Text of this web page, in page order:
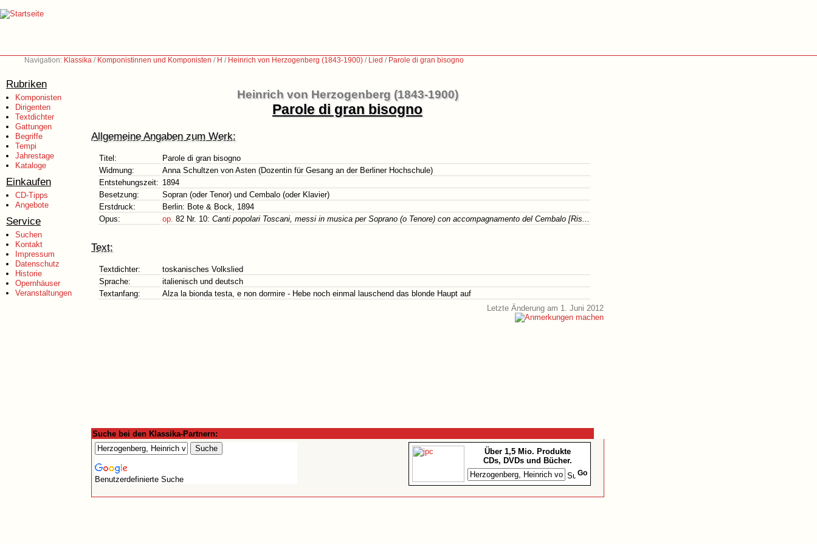
Navigation: Klassika / Komponistinnen und Komponisten / H / Heinrich von Herzogenberg (1843-1900) / Lied / Parole di gran bisogno
Rubriken
Komponisten
Dirigenten
Textdichter
Gattungen
Begriffe
Tempi
Jahrestage
Kataloge
Einkaufen
CD-Tipps
Angebote
Service
Suchen
Kontakt
Impressum
Datenschutz
Historie
Opernhäuser
Veranstaltungen
Heinrich von Herzogenberg (1843-1900)
Parole di gran bisogno
Allgemeine Angaben zum Werk:
Titel:
Parole di gran bisogno
Widmung:
Anna Schultzen von Asten (Dozentin für Gesang an der Berliner Hochschule)
Entstehungszeit: 1894
Besetzung:
Sopran (oder Tenor) und Cembalo (oder Klavier)
Erstdruck:
Berlin: Bote & Bock, 1894
Opus:
op. 82 Nr. 10: Canti popolari Toscani, messi in musica per Soprano (o Tenore) con accompagnamento del Cembalo [Ris...
Text:
Textdichter:
toskanisches Volkslied
Sprache:
italienisch und deutsch
Textanfang:
Alza la bionda testa, e non dormire - Hebe noch einmal lauschend das blonde Haupt auf
Letzte Änderung am 1. Juni 2012
Suche bei den Klassika-Partnern:
Benutzerdefinierte Suche
Über 1,5 Mio. Produkte
CDs, DVDs und Bücher.
Go